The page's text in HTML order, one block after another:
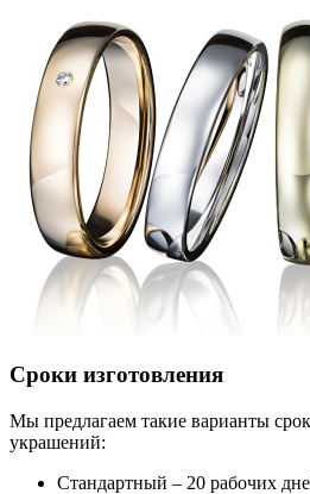
Сроки изготовления
Мы предлагаем такие варианты
украшений:
Стандартный – 20 рабочих